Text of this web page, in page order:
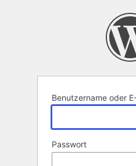
Benutzername oder
Passwort